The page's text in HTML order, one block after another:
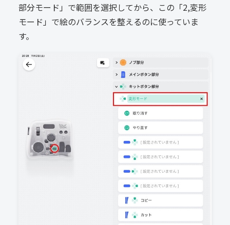
部分モード」で範囲を選択してから、この「2,変形
モード」で絵のバランスを整えるのに使っていま
す。